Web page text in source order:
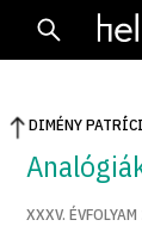
DIMÉNY
XXXV.